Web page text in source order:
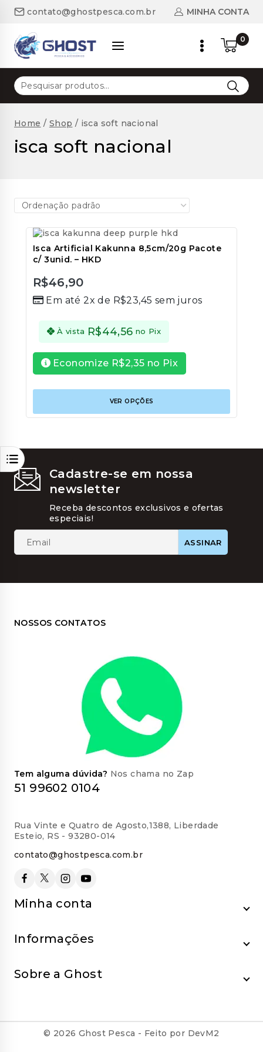
contato@ghostpesca.com.br MINHA CONTA
0
Pesquisar
por:
Home / Shop / isca soft nacional
isca soft nacional
Isca Artificial Kakunna 8,5cm/20g Pacote
c/ 3unid. – HKD
out
R$46,90
Em até 2x de R$23,45 sem juros
À vista R$44,56 no Pix
Economize R$2,35 no Pix
VER OPÇÕES
tem
As
Cadastre-se em nossa
newsletter
Receba descontos exclusivos e ofertas
especiais!
NOSSOS CONTATOS
Tem alguma dúvida? Nos chama no Zap
51 99602 0104
Rua Vinte e Quatro de Agosto,1388, Liberdade
Esteio, RS - 93280-014
contato@ghostpesca.com.br
Minha conta
Informações
Sobre a Ghost
© 2026 Ghost Pesca - Feito por DevM2